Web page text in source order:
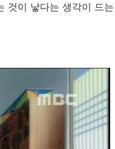
것이 낳다는 생각이 드는